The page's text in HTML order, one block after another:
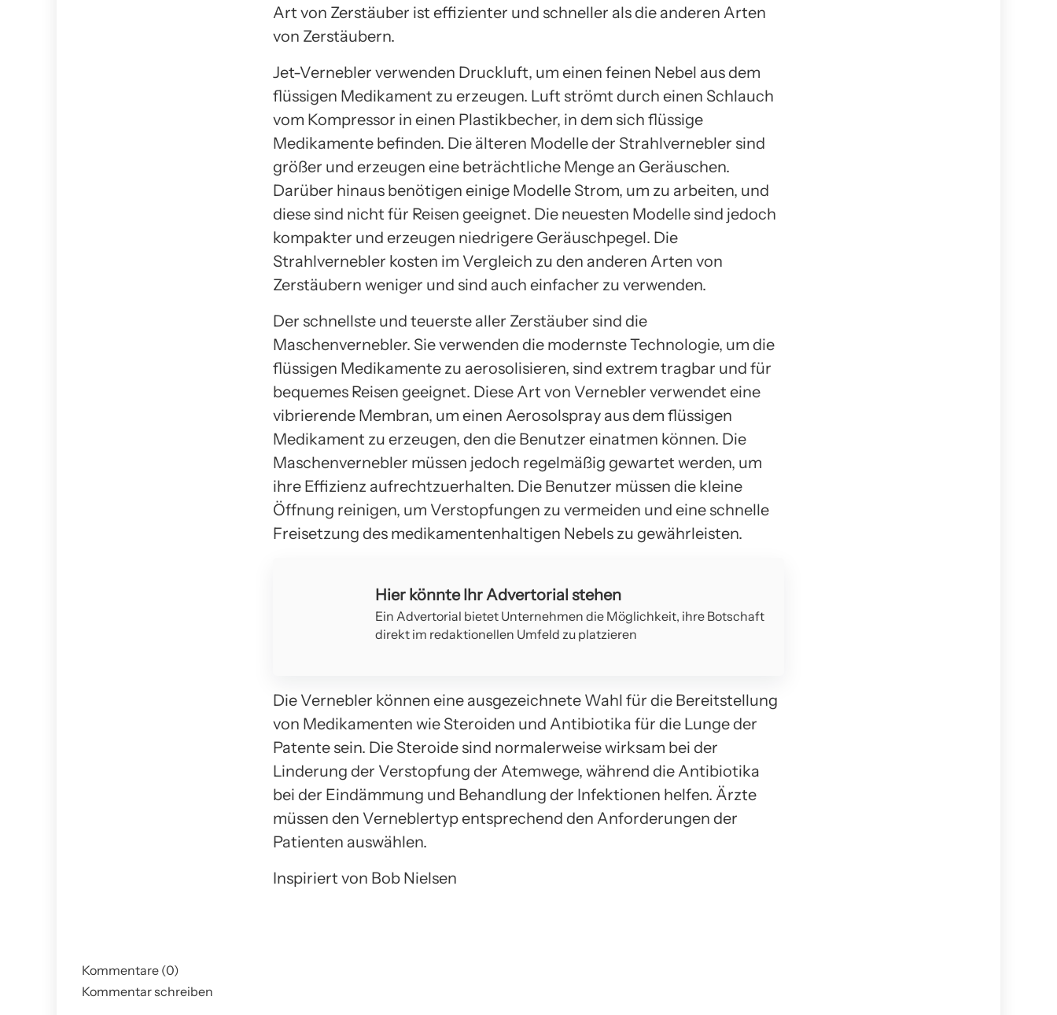
Art von Zerstäuber ist effizienter und schneller als die anderen Arten
von Zerstäubern.
Jet-Vernebler verwenden Druckluft, um einen feinen Nebel aus dem
flüssigen Medikament zu erzeugen. Luft strömt durch einen Schlauch
vom Kompressor in einen Plastikbecher, in dem sich flüssige
Medikamente befinden. Die älteren Modelle der Strahlvernebler sind
größer und erzeugen eine beträchtliche Menge an Geräuschen.
Darüber hinaus benötigen einige Modelle Strom, um zu arbeiten, und
diese sind nicht für Reisen geeignet. Die neuesten Modelle sind jedoch
kompakter und erzeugen niedrigere Geräuschpegel. Die
Strahlvernebler kosten im Vergleich zu den anderen Arten von
Zerstäubern weniger und sind auch einfacher zu verwenden.
Der schnellste und teuerste aller Zerstäuber sind die
Maschenvernebler. Sie verwenden die modernste Technologie, um die
flüssigen Medikamente zu aerosolisieren, sind extrem tragbar und für
bequemes Reisen geeignet. Diese Art von Vernebler verwendet eine
vibrierende Membran, um einen Aerosolspray aus dem flüssigen
Medikament zu erzeugen, den die Benutzer einatmen können. Die
Maschenvernebler müssen jedoch regelmäßig gewartet werden, um
ihre Effizienz aufrechtzuerhalten. Die Benutzer müssen die kleine
Öffnung reinigen, um Verstopfungen zu vermeiden und eine schnelle
Freisetzung des medikamentenhaltigen Nebels zu gewährleisten.
Hier könnte Ihr Advertorial stehen
Ein Advertorial bietet Unternehmen die Möglichkeit, ihre Botschaft
direkt im redaktionellen Umfeld zu platzieren
Die Vernebler können eine ausgezeichnete Wahl für die Bereitstellung
von Medikamenten wie Steroiden und Antibiotika für die Lunge der
Patente sein. Die Steroide sind normalerweise wirksam bei der
Linderung der Verstopfung der Atemwege, während die Antibiotika
bei der Eindämmung und Behandlung der Infektionen helfen. Ärzte
müssen den Verneblertyp entsprechend den Anforderungen der
Patienten auswählen.
Inspiriert von Bob Nielsen
Kommentare (0)
Kommentar schreiben